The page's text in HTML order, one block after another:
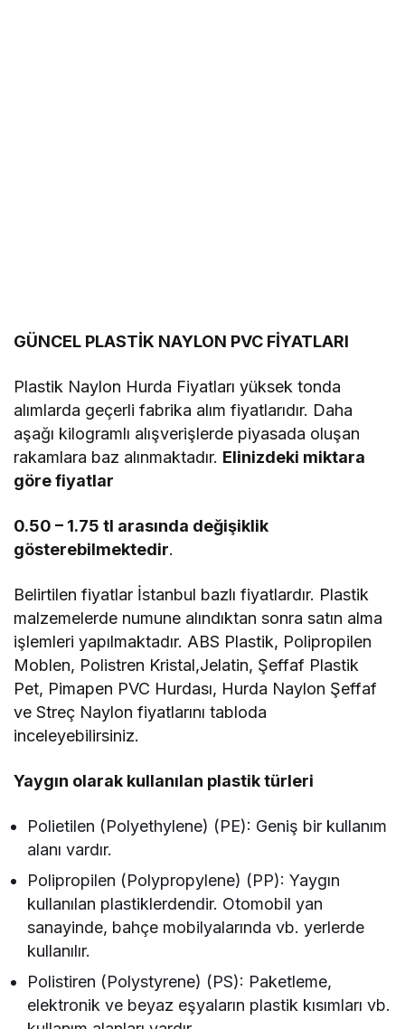
GÜNCEL PLASTİK NAYLON PVC FİYATLARI
Plastik Naylon Hurda Fiyatları yüksek tonda
alımlarda geçerli fabrika alım fiyatlarıdır. Daha
aşağı kilogramlı alışverişlerde piyasada oluşan
rakamlara baz alınmaktadır. Elinizdeki miktara
göre fiyatlar
0.50 – 1.75 tl arasında değişiklik
gösterebilmektedir.
Belirtilen fiyatlar İstanbul bazlı fiyatlardır. Plastik
malzemelerde numune alındıktan sonra satın alma
işlemleri yapılmaktadır. ABS Plastik, Polipropilen
Moblen, Polistren Kristal,Jelatin, Şeffaf Plastik
Pet, Pimapen PVC Hurdası, Hurda Naylon Şeffaf
ve Streç Naylon fiyatlarını tabloda
inceleyebilirsiniz.
Yaygın olarak kullanılan plastik türleri
Polietilen (Polyethylene) (PE): Geniş bir kullanım
alanı vardır.
Polipropilen (Polypropylene) (PP): Yaygın
kullanılan plastiklerdendir. Otomobil yan
sanayinde, bahçe mobilyalarında vb. yerlerde
kullanılır.
Polistiren (Polystyrene) (PS): Paketleme,
elektronik ve beyaz eşyaların plastik kısımları vb.